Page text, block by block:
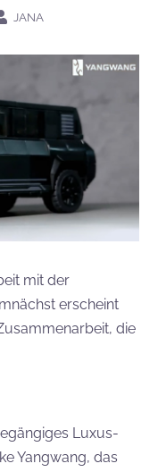
JANA
mit der
erscheint
die
Luxus-
Yangwang, das